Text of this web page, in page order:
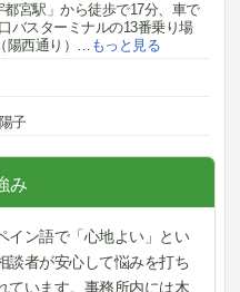
宮駅」から徒歩で17分、車で
バスターミナルの13番乗り場
西通り） … もっと見る
子
み
イン語で「心地よい」とい
談者が安心して悩みを打ち
ています。事務所内には木